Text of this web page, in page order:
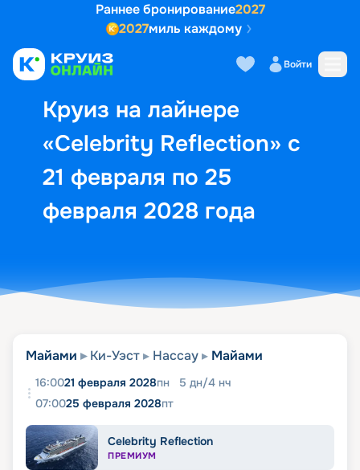
Раннее бронирование2027
2027миль каждому
Войти
Круиз на лайнере
«Celebrity Reflection» с
21 февраля по 25
февраля 2028 года
Выбор кают Маршрут и
Майами Ки-Уэст Нассау Майами
16:0021 февраля 2028пн 5 дн/4 нч
07:0025 февраля 2028пт
Celebrity Reflection
ПРЕМИУМ